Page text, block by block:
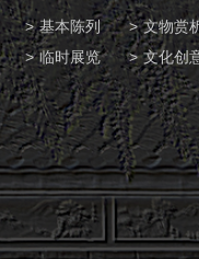
基本陈列
临时展览
文物赏
文化创